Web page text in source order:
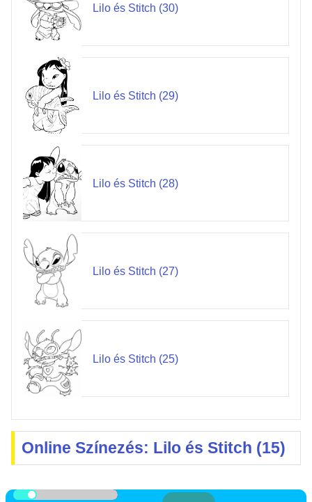
Lilo és Stitch (30)
Lilo és Stitch (29)
Lilo és Stitch (28)
Lilo és Stitch (27)
Lilo és Stitch (25)
Online Színezés: Lilo és Stitch (15)